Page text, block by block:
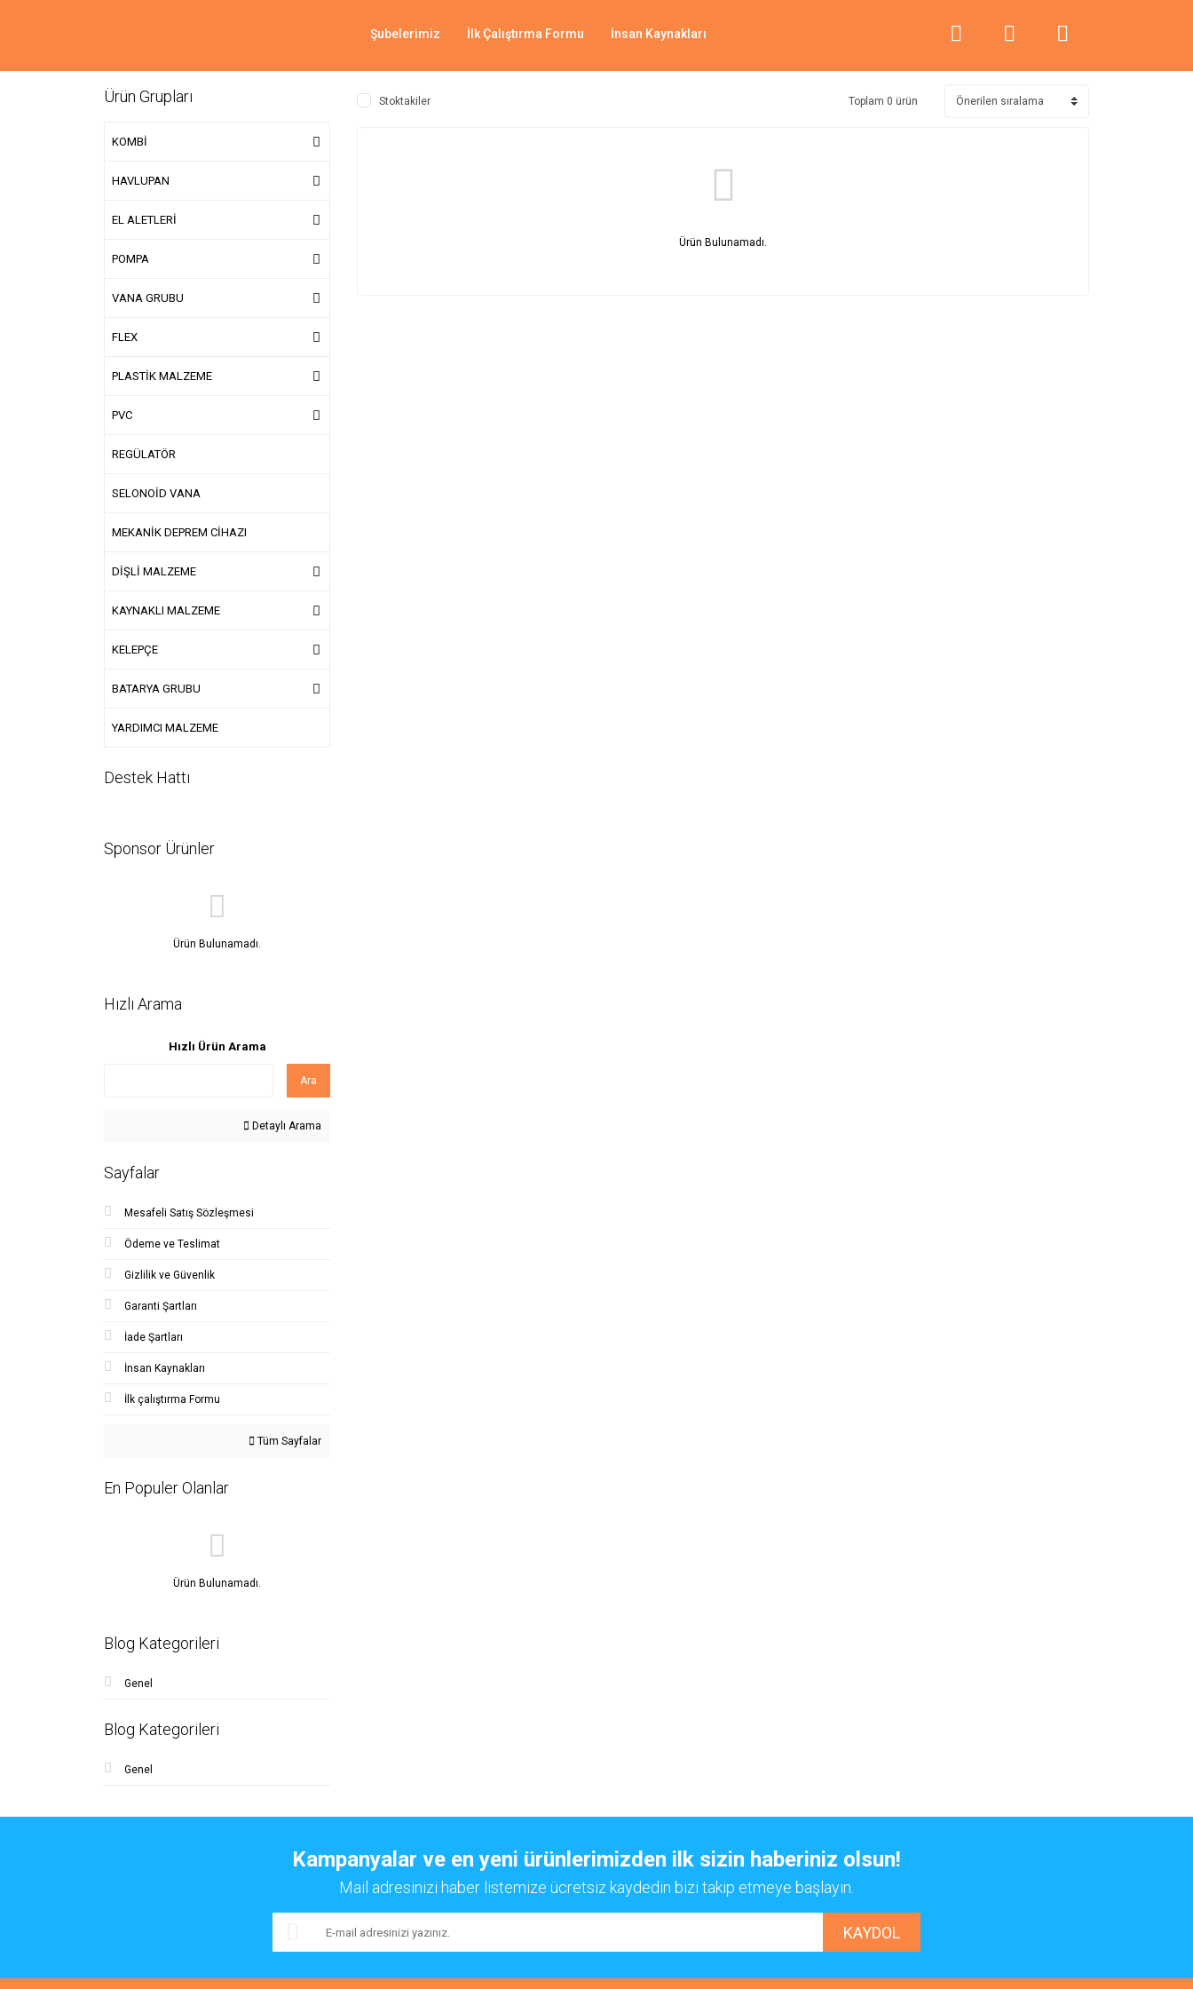
Şubelerimiz İlk Çalıştırma Formu İnsan Kaynakları
Ürün Grupları
KOMBİ
HAVLUPAN
EL ALETLERİ
POMPA
VANA GRUBU
FLEX
PLASTİK MALZEME
PVC
REGÜLATÖR
SELONOİD VANA
MEKANİK DEPREM CİHAZI
DİŞLİ MALZEME
KAYNAKLI MALZEME
KELEPÇE
BATARYA GRUBU
YARDIMCI MALZEME
Destek Hattı
Sponsor Ürünler
Ürün Bulunamadı.
Hızlı Arama
Hızlı Ürün Arama
Ara
Detaylı Arama
Sayfalar
Mesafeli Satış Sözleşmesi
Ödeme ve Teslimat
Gizlilik ve Güvenlik
Garanti Şartları
İade Şartları
İnsan Kaynakları
İlk çalıştırma Formu
Tüm Sayfalar
En Populer Olanlar
Ürün Bulunamadı.
Blog Kategorileri
Genel
Blog Kategorileri
Genel
Stoktakiler Toplam 0 ürün
Ürün Bulunamadı.
Kampanyalar ve en yeni ürünlerimizden ilk sizin haberiniz olsun!
Mail adresinizi haber listemize ücretsiz kaydedin bizi takip etmeye başlayın.
KAYDOL